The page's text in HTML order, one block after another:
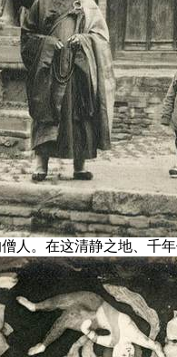
人。在这清静之地、千